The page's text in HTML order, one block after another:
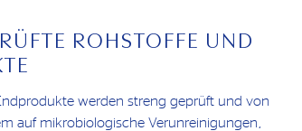
ROHSTOFFE UND
werden streng geprüft und von
auf mikrobiologische Verunreinigungen,